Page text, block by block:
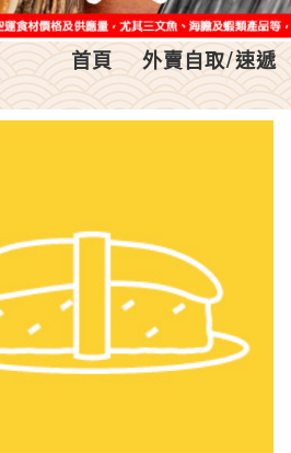
首頁 外賣自取/速遞